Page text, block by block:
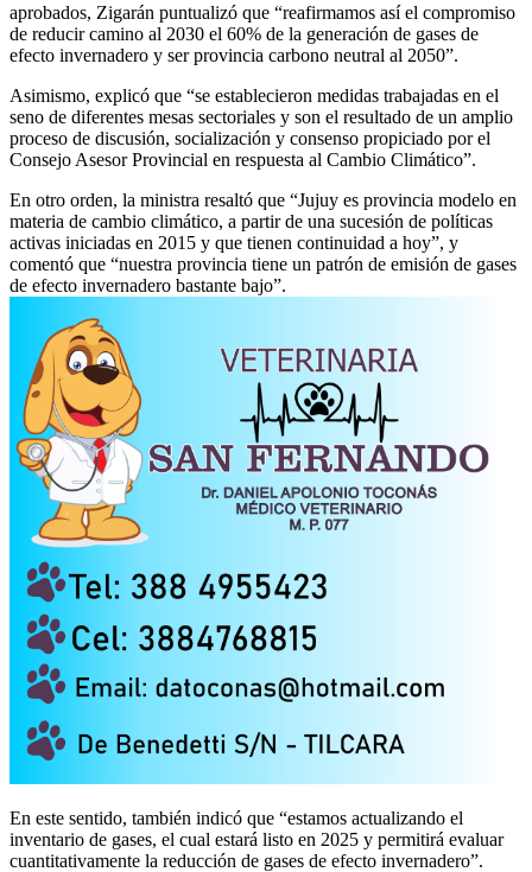
aprobados, Zigarán puntualizó que “reafirmamos así el compromiso
de reducir camino al 2030 el 60% de la generación de gases de
efecto invernadero y ser provincia carbono neutral al 2050”.
Asimismo, explicó que “se establecieron medidas trabajadas en el
seno de diferentes mesas sectoriales y son el resultado de un amplio
proceso de discusión, socialización y consenso propiciado por el
Consejo Asesor Provincial en respuesta al Cambio Climático”.
En otro orden, la ministra resaltó que “Jujuy es provincia modelo en
materia de cambio climático, a partir de una sucesión de políticas
activas iniciadas en 2015 y que tienen continuidad a hoy”, y
comentó que “nuestra provincia tiene un patrón de emisión de gases
de efecto invernadero bastante bajo”.
En este sentido, también indicó que “estamos actualizando el
inventario de gases, el cual estará listo en 2025 y permitirá evaluar
cuantitativamente la reducción de gases de efecto invernadero”.